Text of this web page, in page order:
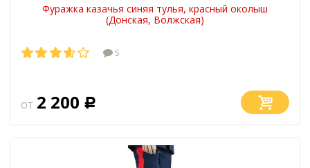
Фуражка казачья синяя тулья, красный околыш
(Донская, Волжская)
5
от 2 200 Р